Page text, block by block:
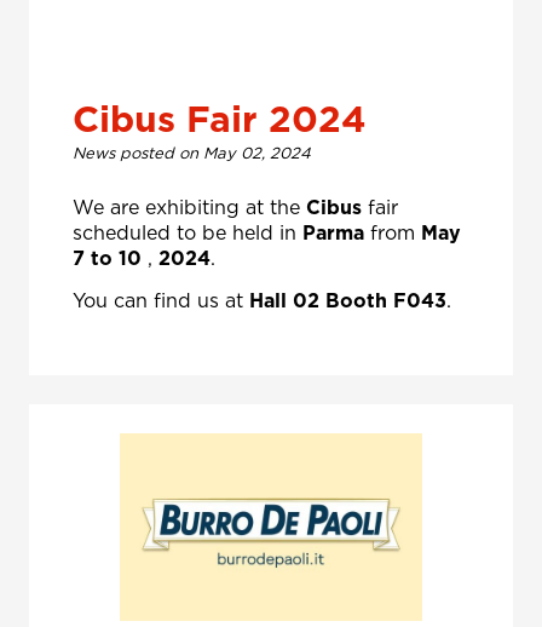
Cibus Fair 2024
News posted on May 02, 2024
We are exhibiting at the Cibus fair
scheduled to be held in Parma from May
7 to 10 , 2024.
You can find us at Hall 02 Booth F043.